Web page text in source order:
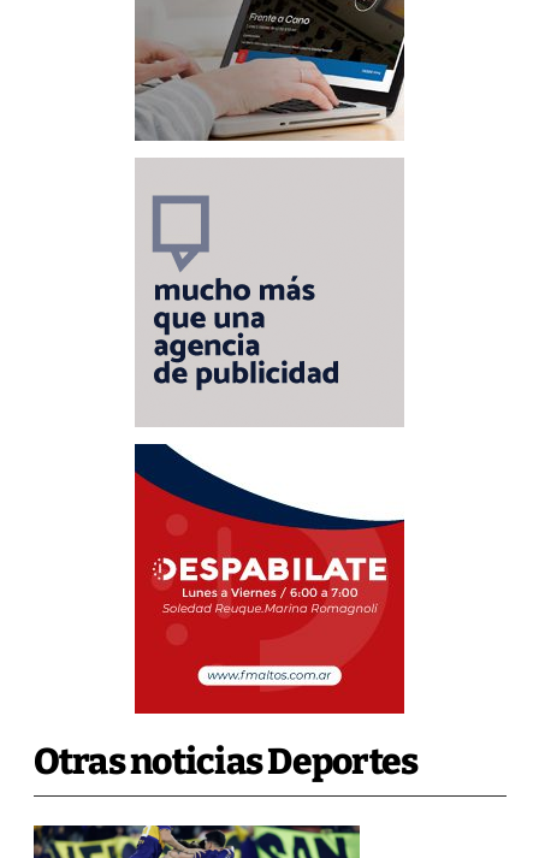
Otras noticias Deportes